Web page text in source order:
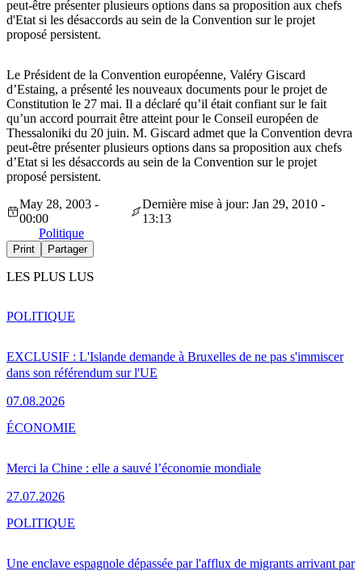
peut-être présenter plusieurs options dans sa proposition aux chefs
d'Etat si les désaccords au sein de la Convention sur le projet
proposé persistent.
Le Président de la Convention européenne, Valéry Giscard
d’Estaing, a présenté les nouveaux documents pour le projet de
Constitution le 27 mai. Il a déclaré qu’il était confiant sur le fait
qu’un accord pourrait être atteint pour le Conseil européen de
Thessaloniki du 20 juin. M. Giscard admet que la Convention devra
peut-être présenter plusieurs options dans sa proposition aux chefs
d’Etat si les désaccords au sein de la Convention sur le projet
proposé persistent.
May 28, 2003 -
00:00
Dernière mise à jour: Jan 29, 2010 -
13:13
Politique
Print Partager
LES PLUS LUS
EXCLUSIF : L'Islande demande à Bruxelles de ne pas s'immiscer
dans son référendum sur l'UE
07.08.2026
POLITIQUE
Merci la Chine : elle a sauvé l’économie mondiale
27.07.2026
ÉCONOMIE
Une enclave espagnole dépassée par l'afflux de migrants arrivant par
POLITIQUE